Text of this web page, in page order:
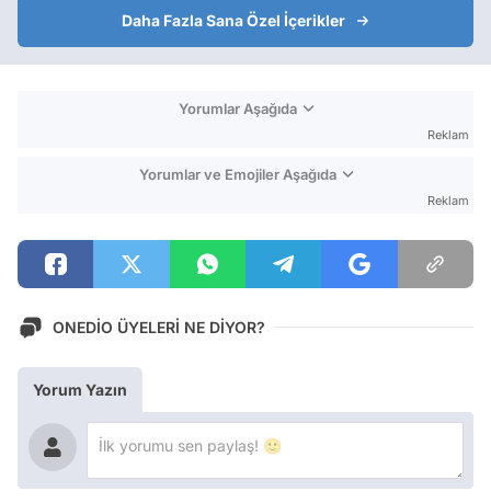
Daha Fazla Sana Özel İçerikler
Yorumlar Aşağıda
Reklam
Yorumlar ve Emojiler Aşağıda
Reklam
ONEDİO ÜYELERİ NE DİYOR?
Yorum Yazın